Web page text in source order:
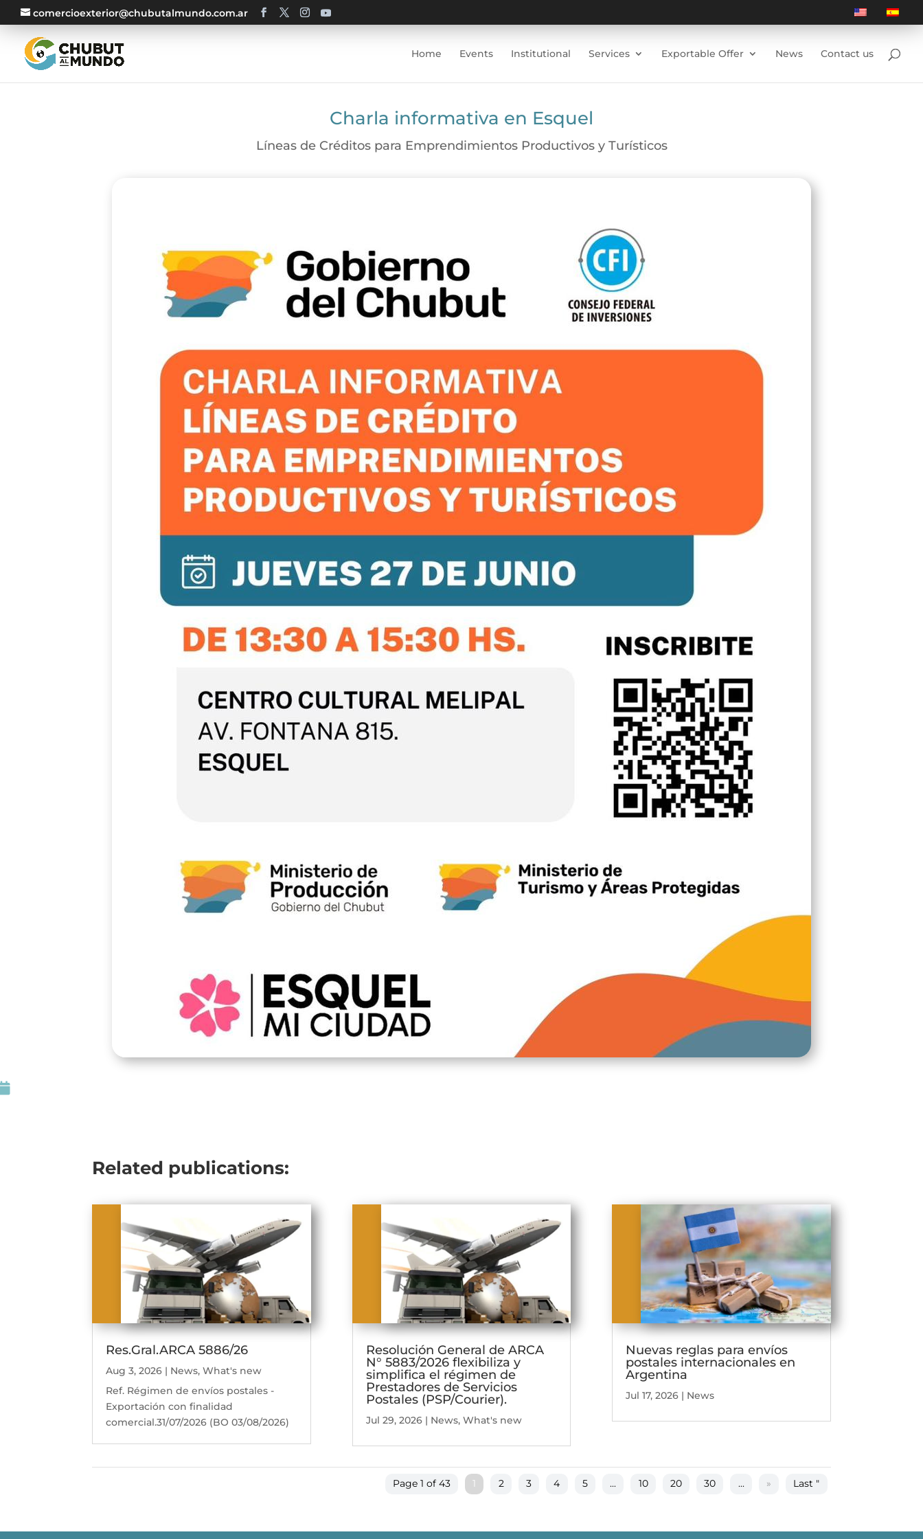
comercioexterior@chubutalmundo.com.ar
Home Events Institutional Services Exportable Offer News Contact us
Charla informativa en Esquel
Líneas de Créditos para Emprendimientos Productivos y Turísticos
Related publications:
Res.Gral.ARCA 5886/26
Aug 3, 2026 | News,What's new
Ref. Régimen de envíos postales -
Exportación con finalidad
comercial.31/07/2026 (BO 03/08/2026)
Resolución General de ARCA
N° 5883/2026 flexibiliza y
simplifica el régimen de
Prestadores de Servicios
Postales (PSP/Courier).
Jul 29, 2026| News, What's new
Nuevas reglas para envíos
postales internacionales en
Argentina
Jul 17, 2026| News
Page 1 of 43 1 2 3 4 5 ... 10 20 30 ... » Last "